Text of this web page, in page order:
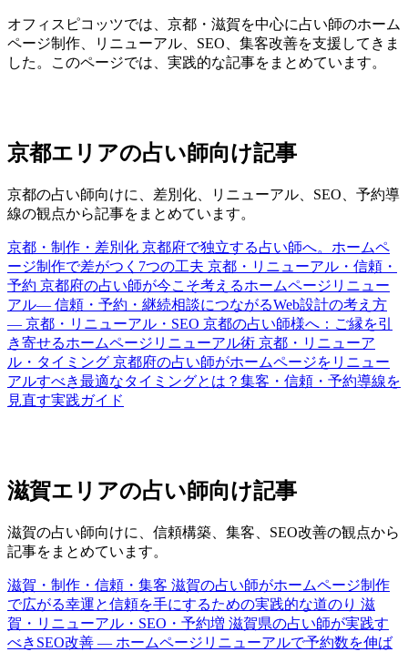
オフィスピコッツでは、京都・滋賀を中心に占い師のホーム
ページ制作、リニューアル、SEO、集客改善を支援してきま
した。このページでは、実践的な記事をまとめています。
京都エリアの占い師向け記事
京都の占い師向けに、差別化、リニューアル、SEO、予約導
線の観点から記事をまとめています。
京都・制作・差別化 京都府で独立する占い師へ。ホームペ
ージ制作で差がつく7つの工夫 京都・リニューアル・信頼・
予約 京都府の占い師が今こそ考えるホームページリニュー
アル― 信頼・予約・継続相談につながるWeb設計の考え方
― 京都・リニューアル・SEO 京都の占い師様へ：ご縁を引
き寄せるホームページリニューアル術 京都・リニューア
ル・タイミング 京都府の占い師がホームページをリニュー
アルすべき最適なタイミングとは？集客・信頼・予約導線を
見直す実践ガイド
滋賀エリアの占い師向け記事
滋賀の占い師向けに、信頼構築、集客、SEO改善の観点から
記事をまとめています。
滋賀・制作・信頼・集客 滋賀の占い師がホームページ制作
で広がる幸運と信頼を手にするための実践的な道のり 滋
賀・リニューアル・SEO・予約増 滋賀県の占い師が実践す
べきSEO改善 ― ホームページリニューアルで予約数を伸ば